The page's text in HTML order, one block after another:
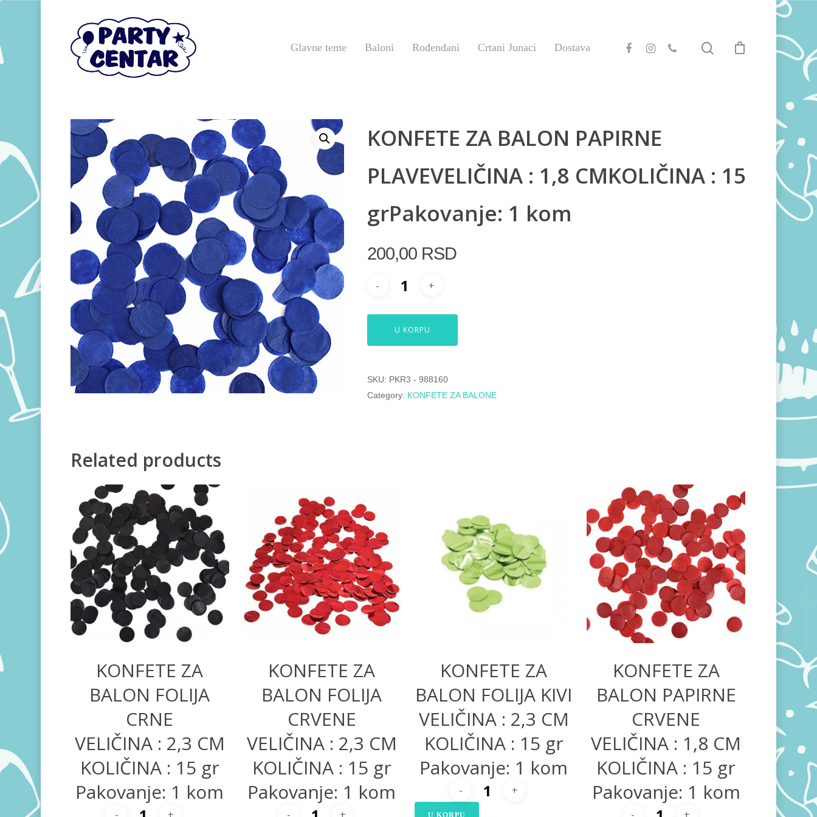
Hit enter to search or ESC to close
Glavne teme Baloni Rođendani Crtani Junaci Dostava
KONFETE ZA BALON PAPIRNE
PLAVEVELIČINA : 1,8 CMKOLIČINA : 15
grPakovanje: 1 kom
200,00 RSD
U KORPU
SKU: PKR3 - 988160
Category: KONFETE ZA BALONE
Related products
200,00RSD
KONFETE ZA
BALON FOLIJA
CRNE
VELIČINA : 2,3 CM
KOLIČINA : 15 gr
Pakovanje: 1 kom
200,00RSD
KONFETE ZA
BALON FOLIJA
CRVENE
VELIČINA : 2,3 CM
KOLIČINA : 15 gr
Pakovanje: 1 kom
200,00RSD
KONFETE ZA
BALON FOLIJA KIVI
VELIČINA : 2,3 CM
KOLIČINA : 15 gr
Pakovanje: 1 kom
U KORPU
200,00RSD
KONFETE ZA
BALON PAPIRNE
CRVENE
VELIČINA : 1,8 CM
KOLIČINA : 15 gr
Pakovanje: 1 kom